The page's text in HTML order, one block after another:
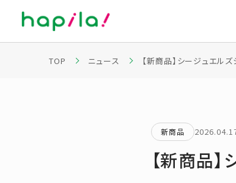
TOP ニュース 【新商品】シージュエル
新商品
【新商品